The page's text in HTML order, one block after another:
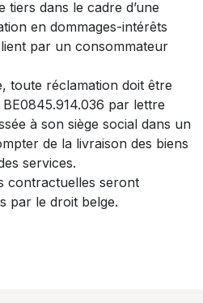
tiers dans le cadre d’une
en dommages-intérêts
par un consommateur
toute réclamation doit être
par lettre
à son siège social dans un
de la livraison des biens
services.
contractuelles seront
par le droit belge.